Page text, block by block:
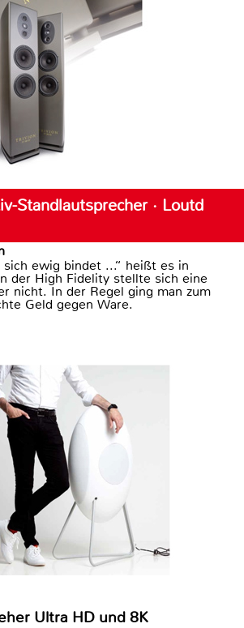
Standlautsprecher · Loutd
ewig bindet ...“ heißt es in
der High Fidelity stellte sich eine
nicht. In der Regel ging man zum
Geld gegen Ware.
Ultra HD und 8K